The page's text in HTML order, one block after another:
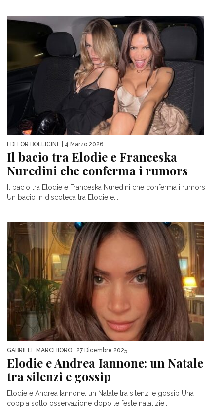
EDITOR BOLLICINE | 4 Marzo 2026
Il bacio tra Elodie e Franceska
Nuredini che conferma i rumors
Il bacio tra Elodie e Franceska Nuredini che conferma i rumors
Un bacio in discoteca tra Elodie e...
GABRIELE MARCHIORO | 27 Dicembre 2025
Elodie e Andrea Iannone: un Natale
tra silenzi e gossip
Elodie e Andrea Iannone: un Natale tra silenzi e gossip Una
coppia sotto osservazione dopo le feste natalizie...